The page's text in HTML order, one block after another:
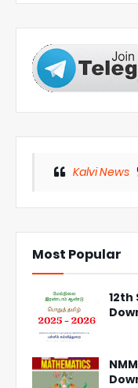
Kalvi News
Most Popular
12th